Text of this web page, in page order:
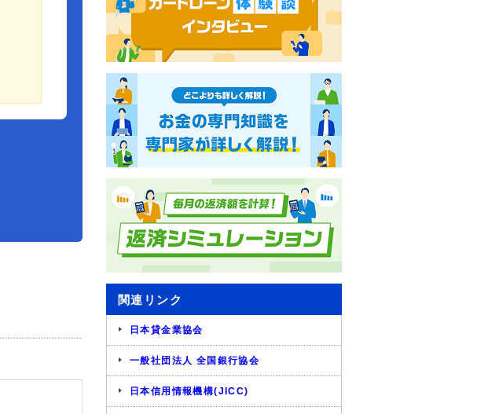
関連リンク
日本貸金業協会
一般社団法人 全国銀行協会
日本信用情報機構(JICC)